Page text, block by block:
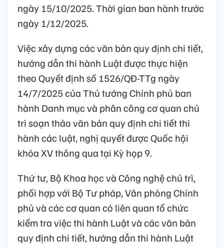
ngày 15/10/2025. Thời gian ban hành trước
ngày 1/12/2025.
Việc xây dựng các văn bản quy định chi tiết,
hướng dẫn thi hành Luật được thực hiện
theo Quyết định số 1526/QĐ-TTg ngày
14/7/2025 của Thủ tướng Chính phủ ban
hành Danh mục và phân công cơ quan chủ
trì soạn thảo văn bản quy định chi tiết thi
hành các luật, nghị quyết được Quốc hội
khóa XV thông qua tại Kỳ họp 9.
Thứ tư, Bộ Khoa học và Công nghệ chủ trì,
phối hợp với Bộ Tư pháp, Văn phòng Chính
phủ và các cơ quan có liên quan tổ chức
kiểm tra việc thi hành Luật và các văn bản
quy định chi tiết, hướng dẫn thi hành Luật